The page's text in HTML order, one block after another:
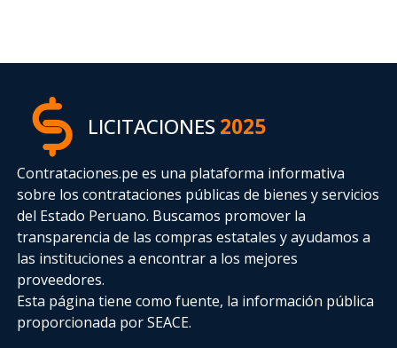
LICITACIONES2025
Contrataciones.pe es una plataforma informativa
sobre los contrataciones públicas de bienes y servicios
del Estado Peruano. Buscamos promover la
transparencia de las compras estatalesy ayudamos a
las instituciones a encontrar a los mejores
proveedores.
Esta página tiene como fuente, la información pública
proporcionada por SEACE.